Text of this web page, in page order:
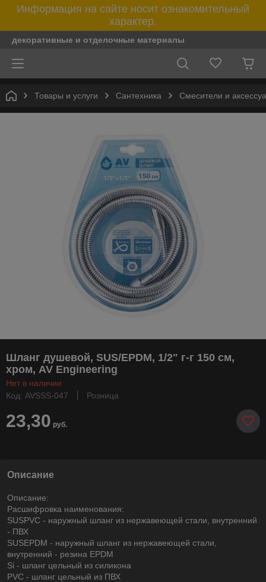
Информация на сайте носит ознакомительный
характер.
декоративные и отделочные материалы
Товары и услуги Сантехника Смесители и
Шланг душевой, SUS/EPDM, 1/2" г-г 150 см,
хром, AV Engineering
Нет в наличии
Код: AVSSS-047
Розница
23,30 руб.
Описание
Описание:
Расшифровка наименования:
SUSPVC - наружный шланг из нержавеющей стали, внутренний
- ПВХ
SUSEPDM - наружный шланг из нержавеющей стали,
внутренний - резина EPDM
Si - шланг цельный из силикона
PVC - шланг цельный из ПВХ